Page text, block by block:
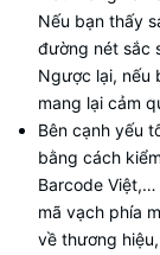
Nếu bạn thấy
đường nét sắc
Ngược lại, nếu
mang lại cảm
Bên cạnh yếu
bằng cách
Barcode
mã vạch phía
về thương